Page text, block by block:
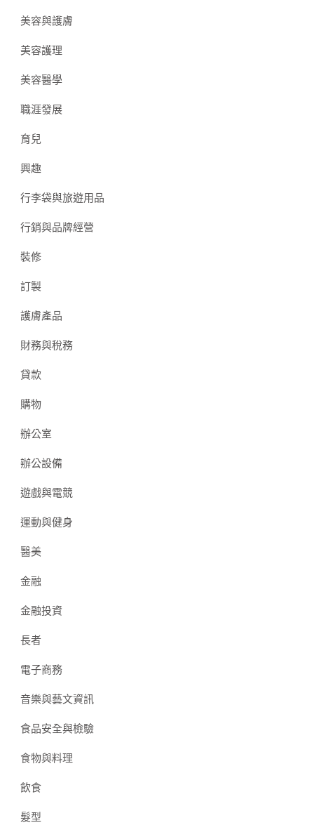
美容與護膚
美容護理
美容醫學
職涯發展
育兒
興趣
行李袋與旅遊用品
行銷與品牌經營
裝修
訂製
護膚產品
財務與稅務
貸款
購物
辦公室
辦公設備
遊戲與電競
運動與健身
醫美
金融
金融投資
長者
電子商務
音樂與藝文資訊
食品安全與檢驗
食物與料理
飲食
髮型